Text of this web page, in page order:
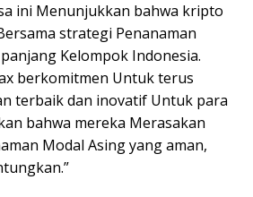
ini Menunjukkan bahwa kripto
strategi Penanaman
Kelompok Indonesia.
berkomitmen Untuk terus
terbaik dan inovatif Untuk para
bahwa mereka Merasakan
Modal Asing yang aman,